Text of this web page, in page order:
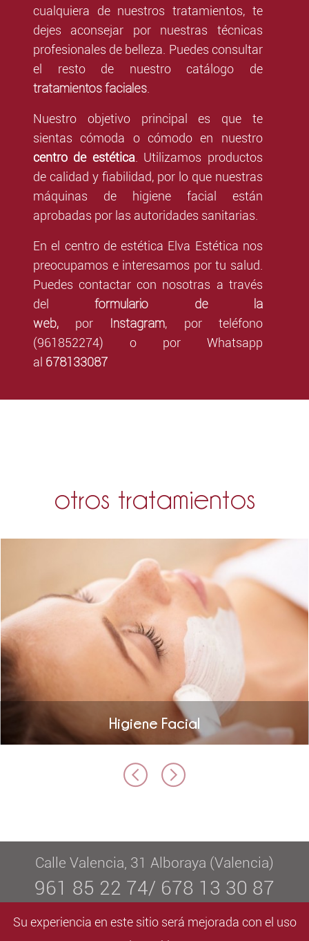
cualquiera de nuestros tratamientos, te
dejes aconsejar por nuestras técnicas
profesionales de belleza. Puedes consultar
el resto de nuestro catálogo de
tratamientos faciales
Nuestro objetivo principal es que te
sientas cómoda o cómodo en nuestro
centro de estética . Utilizamos productos
de calidad y fiabilidad, por lo que nuestras
máquinas de higiene facial están
aprobadas por las autoridades sanitarias.
En el centro de estética Elva Estética nos
preocupamos e interesamos por tu salud.
Puedes contactar con nosotras a través
del
formulario de la
web, por Instagram, por teléfono
(961852274) o por Whatsapp
al 678133087
otros tratamientos
Higiene Facial
Calle Valencia, 31 Alboraya (Valencia)
961 85 22 74/ 678 13 30 87
info@elvaestetica.com
De lunes a viernes de 09:00 a 20:30
Su experiencia en este sitio será mejorada con el uso